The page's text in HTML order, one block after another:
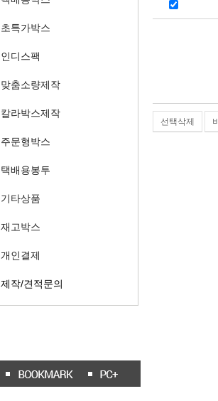
초특가박스
인디스팩
맞춤소량제작
칼라박스제작
주문형박스
택배용봉투
기타상품
재고박스
개인결제
제작/견적문의
선택삭제